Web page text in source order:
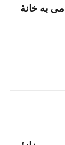
به خانهٔ